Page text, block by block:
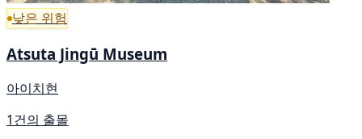
낮은 위험
Atsuta Jingū Museum
아이치현
1건의 출몰